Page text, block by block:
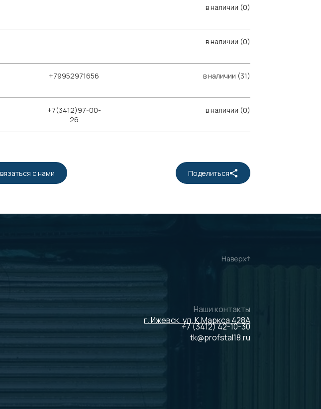
в наличии (0)
в наличии (0)
+79952971656 в наличии (31)
+7(3412)97-00-
26
в наличии (0)
с нами Поделиться
Наверх
Наши контакты
г. Ижевск, ул. К.Маркса 428А
+7 (3412) 42-10-30
tk@profstal18.ru